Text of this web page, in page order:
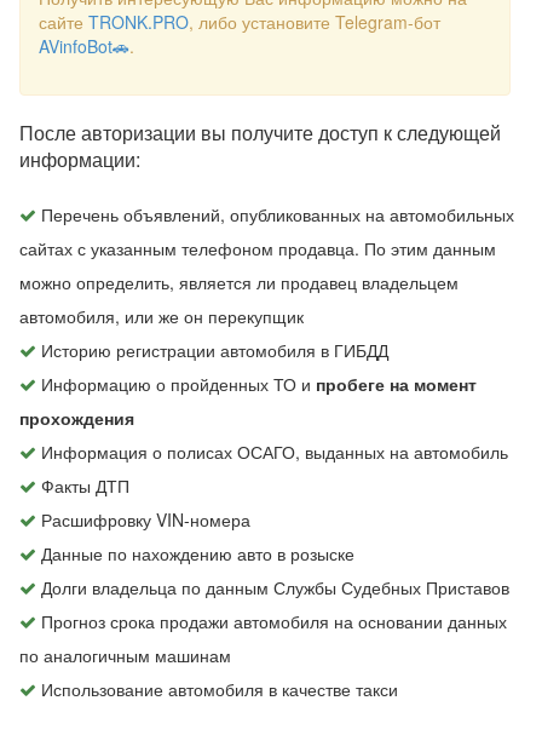
сайте TRONK.PRO, либо установите Telegram-бот
AVinfoBot🚗.
После авторизации вы получите доступ к следующей
информации:
Перечень объявлений, опубликованных на автомобильных
сайтах с указанным телефоном продавца. По этим данным
можно определить, является ли продавец владельцем
автомобиля, или же он перекупщик
Историю регистрации автомобиля в ГИБДД
Информацию о пройденных ТО и пробеге на момент
прохождения
Информация о полисах ОСАГО, выданных на автомобиль
Факты ДТП
Расшифровку VIN-номера
Данные по нахождению авто в розыске
Долги владельца по данным Службы Судебных Приставов
Прогноз срока продажи автомобиля на основании данных
по аналогичным машинам
Использование автомобиля в качестве такси